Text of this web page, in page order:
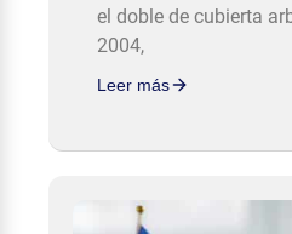
el doble de cubierta
2004,
Leer más